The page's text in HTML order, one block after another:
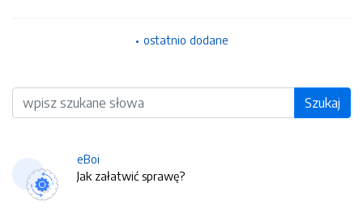
ostatnio dodane
Wyszukiwarka Szukaj
eBoi
Jak załatwić sprawę?